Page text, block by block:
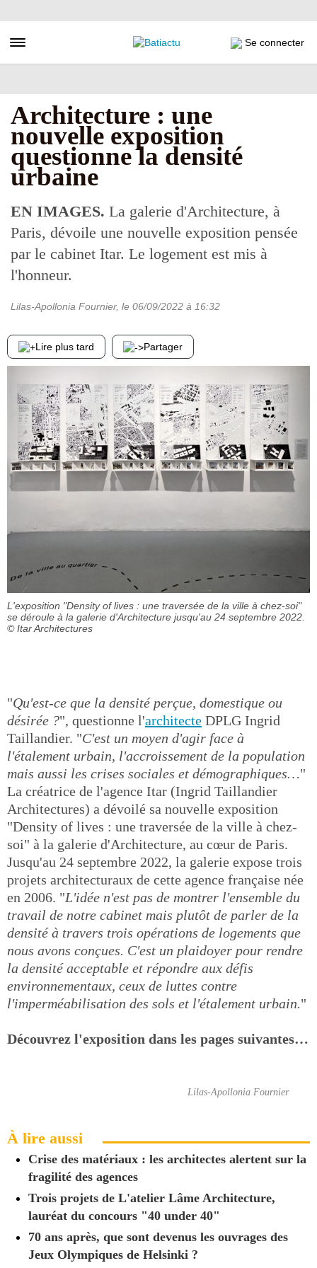
au
principal
Toggle navigation Se connecter
Architecture : une
nouvelle exposition
questionne la densité
urbaine
EN IMAGES. La galerie d'Architecture, à
Paris, dévoile une nouvelle exposition pensée
par le cabinet Itar. Le logement est mis à
l'honneur.
Lilas-Apollonia Fournier, le 06/09/2022 à 16:32
Lire plus tard Partager
L'exposition "Density of lives : une traversée de la ville à chez-soi"
se déroule à la galerie d'Architecture jusqu'au 24 septembre 2022.
© Itar Architectures
"Qu'est-ce que la densité perçue, domestique ou
désirée ?", questionne l'architecte DPLG Ingrid
Taillandier. "C'est un moyen d'agir face à
l'étalement urbain, l'accroissement de la population
mais aussi les crises sociales et démographiques…"
La créatrice de l'agence Itar (Ingrid Taillandier
Architectures) a dévoilé sa nouvelle exposition
"Density of lives : une traversée de la ville à chez-
soi" à la galerie d'Architecture, au cœur de Paris.
Jusqu'au 24 septembre 2022, la galerie expose trois
projets architecturaux de cette agence française née
en 2006. "L'idée n'est pas de montrer l'ensemble du
travail de notre cabinet mais plutôt de parler de la
densité à travers trois opérations de logements que
nous avons conçues. C'est un plaidoyer pour rendre
la densité acceptable et répondre aux défis
environnementaux, ceux de luttes contre
l'imperméabilisation des sols et l'étalement urbain."
Découvrez l'exposition dans les pages suivantes…
Lilas-Apollonia Fournier
À lire aussi
Crise des matériaux : les architectes alertent sur la
fragilité des agences
Trois projets de L'atelier Lâme Architecture,
lauréat du concours "40 under 40"
70 ans après, que sont devenus les ouvrages des
Jeux Olympiques de Helsinki ?